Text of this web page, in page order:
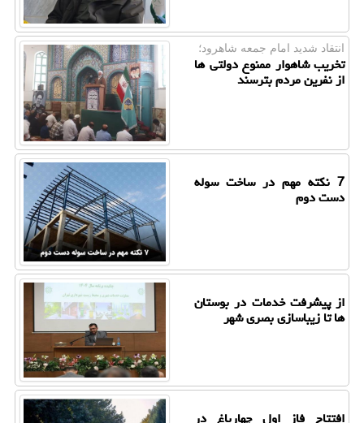
انتقاد شدید امام جمعه شاهرود؛
تخریب شاهوار ممنوع دولتی ها
از نفرین مردم بترسند
7 نکته مهم در ساخت سوله
دست دوم
از پیشرفت خدمات در بوستان
ها تا زیباسازی بصری شهر